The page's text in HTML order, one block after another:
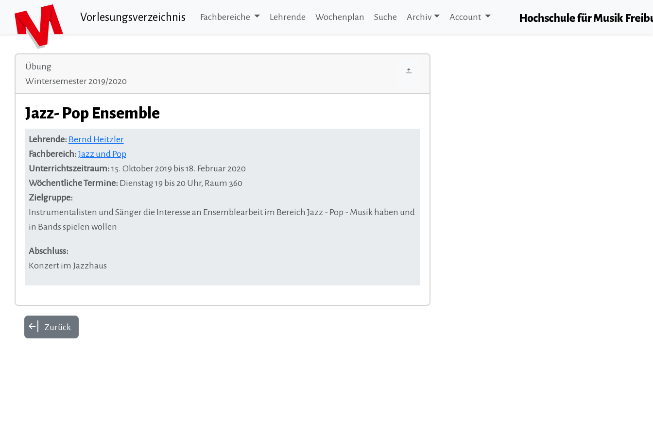
Vorlesungsverzeichnis Fachbereiche Lehrende Wochenplan Suche Archiv Account
Übung
Wintersemester 2019/2020
Jazz- Pop Ensemble
Lehrende: Bernd Heitzler
Fachbereich: Jazz und Pop
Unterrichtszeitraum: 15. Oktober 2019 bis 18. Februar 2020
Wöchentliche Termine: Dienstag 19 bis 20 Uhr, Raum 360
Zielgruppe:
Instrumentalisten und Sänger die Interesse an Ensemblearbeit im Bereich Jazz - Pop - Musik haben und
in Bands spielen wollen
Abschluss:
Konzert im Jazzhaus